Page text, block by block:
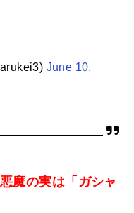
June 10,
魔の実は「ガシャ